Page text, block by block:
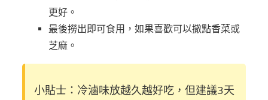
更好。
最後撈出即可食用，如果喜歡可以撒點香菜或
芝麻。
小貼士：冷滷味放越久越好吃，但建議3天